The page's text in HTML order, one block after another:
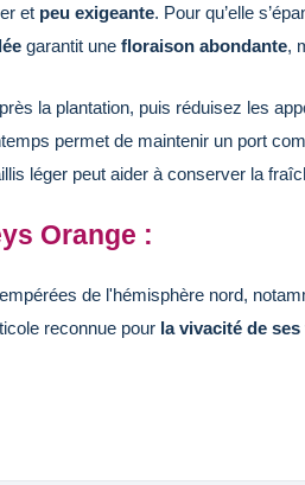
et peu exigeante. Pour qu’elle
garantit une floraison abondante,
la plantation, puis réduisez les
permet de maintenir un port
léger peut aider à conserver la
Orange :
de l'hémisphère nord,
reconnue pour la vivacité de